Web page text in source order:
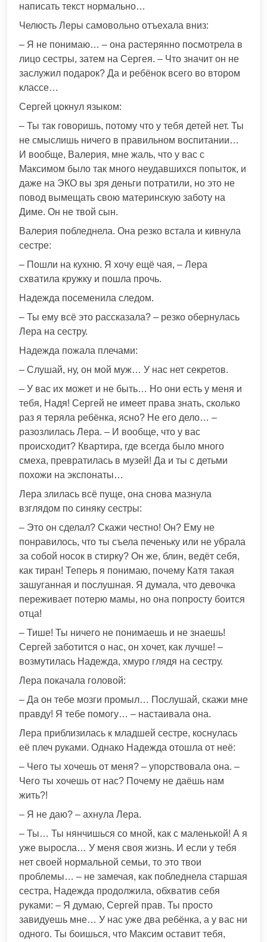
написать текст нормально…
Челюсть Леры самовольно отъехала вниз:
– Я не понимаю… – она растерянно посмотрела в
лицо сестры, затем на Сергея. – Что значит он не
заслужил подарок? Да и ребёнок всего во втором
классе…
Сергей цокнул языком:
– Ты так говоришь, потому что у тебя детей нет. Ты
не смыслишь ничего в правильном воспитании…
И вообще, Валерия, мне жаль, что у вас с
Максимом было так много неудавшихся попыток, и
даже на ЭКО вы зря деньги потратили, но это не
повод вымещать свою материнскую заботу на
Диме. Он не твой сын.
Валерия побледнела. Она резко встала и кивнула
сестре:
– Пошли на кухню. Я хочу ещё чая, – Лера
схватила кружку и пошла прочь.
Надежда посеменила следом.
– Ты ему всё это рассказала? – резко обернулась
Лера на сестру.
Надежда пожала плечами:
– Слушай, ну, он мой муж… У нас нет секретов.
– У вас их может и не быть… Но они есть у меня и
тебя, Надя! Сергей не имеет права знать, сколько
раз я теряла ребёнка, ясно? Не его дело… –
разозлилась Лера. – И вообще, что у вас
происходит? Квартира, где всегда было много
смеха, превратилась в музей! Да и ты с детьми
похожи на экспонаты…
Лера злилась всё пуще, она снова мазнула
взглядом по синяку сестры:
– Это он сделал? Скажи честно! Он? Ему не
понравилось, что ты съела печеньку или не убрала
за собой носок в стирку? Он же, блин, ведёт себя,
как тиран! Теперь я понимаю, почему Катя такая
зашуганная и послушная. Я думала, что девочка
переживает потерю мамы, но она попросту боится
отца!
– Тише! Ты ничего не понимаешь и не знаешь!
Сергей заботится о нас, он хочет, как лучше! –
возмутилась Надежда, хмуро глядя на сестру.
Лера покачала головой:
– Да он тебе мозги промыл… Послушай, скажи мне
правду! Я тебе помогу… – настаивала она.
Лера приблизилась к младшей сестре, коснулась
её плеч руками. Однако Надежда отошла от неё:
– Чего ты хочешь от меня? – упорствовала она. –
Чего ты хочешь от нас? Почему не даёшь нам
жить?!
– Я не даю? – ахнула Лера.
– Ты… Ты нянчишься со мной, как с маленькой! А я
уже выросла… У меня своя жизнь. И если у тебя
нет своей нормальной семьи, то это твои
проблемы… – не замечая, как побледнела старшая
сестра, Надежда продолжила, обхватив себя
руками: – Я думаю, Сергей прав. Ты просто
завидуешь мне… У нас уже два ребёнка, а у вас ни
одного. Ты боишься, что Максим оставит тебя,